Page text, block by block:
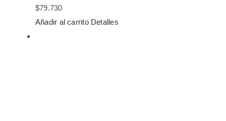
$79.730
Añadir al carrito Detalles